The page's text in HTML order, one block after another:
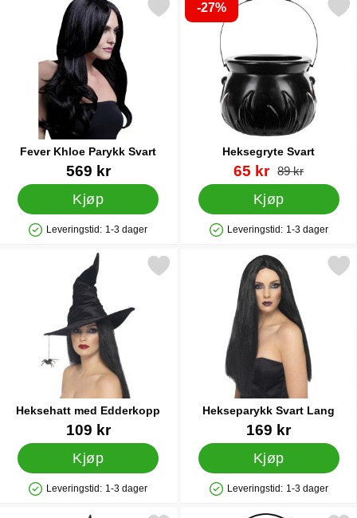
Fever Khloe Parykk Svart
Varenummer 88204
569 kr
Kjøp
Produkttilgjengelighet: På lager
Leveringstid: 1-3 dager
Merk fever Khloe Parykk Svart som favoritt
-27%
Heksegryte Svart
Varenummer 88516
ny pris
65 kr gammel pris
89 kr
Kjøp
Produkttilgjengelighet: På lager
Leveringstid: 1-3 dager
Merk heksegryte
Heksehatt med Edderkopp
Varenummer 1039
109 kr
Kjøp
Produkttilgjengelighet: På lager
Leveringstid: 1-3 dager
Merk heksehatt med Edderkopp som favoritt
Hekseparykk Svart Lang
Varenummer 1073
169 kr
Kjøp
Produkttilgjengelighet: På lager
Leveringstid: 1-3 dager
Merk hekseparykk